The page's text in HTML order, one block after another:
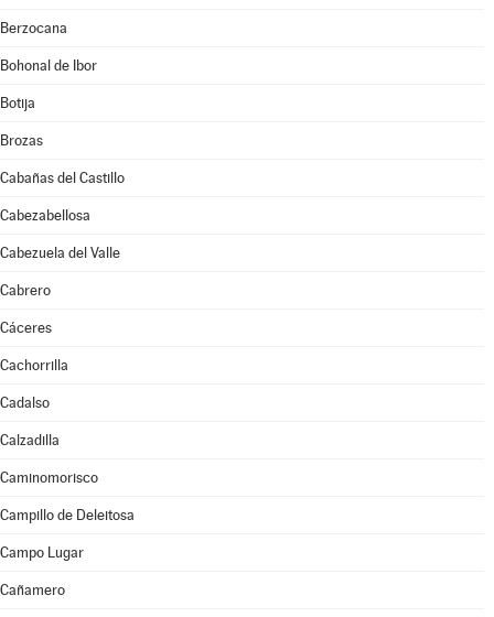
Berzocana
Bohonal de Ibor
Botija
Brozas
Cabañas del Castillo
Cabezabellosa
Cabezuela del Valle
Cabrero
Cáceres
Cachorrilla
Cadalso
Calzadilla
Caminomorisco
Campillo de Deleitosa
Campo Lugar
Cañamero